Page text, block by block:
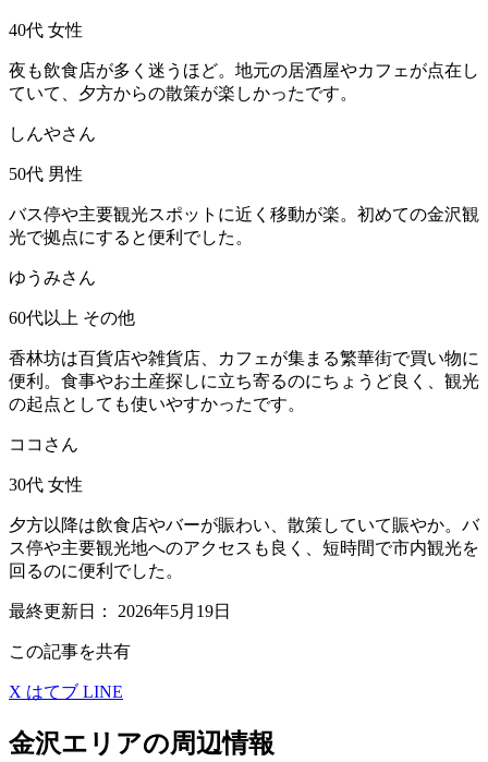
40代 女性
夜も飲食店が多く迷うほど。地元の居酒屋やカフェが点在し
ていて、夕方からの散策が楽しかったです。
しんやさん
50代 男性
バス停や主要観光スポットに近く移動が楽。初めての金沢観
光で拠点にすると便利でした。
ゆうみさん
60代以上 その他
香林坊は百貨店や雑貨店、カフェが集まる繁華街で買い物に
便利。食事やお土産探しに立ち寄るのにちょうど良く、観光
の起点としても使いやすかったです。
ココさん
30代 女性
夕方以降は飲食店やバーが賑わい、散策していて賑やか。バ
ス停や主要観光地へのアクセスも良く、短時間で市内観光を
回るのに便利でした。
最終更新日： 2026年5月19日
この記事を共有
X はてブ LINE
金沢エリアの周辺情報